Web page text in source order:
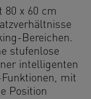
80 x 60 cm
Bereichen.
stufenlose
intelligenten
mit
Position